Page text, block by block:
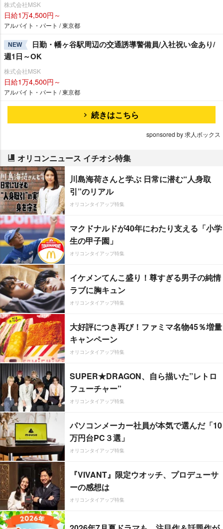
株式会社MSK
日給1万4,500円～
アルバイト・パート / 東京都
NEW
日勤・幡ヶ谷駅周辺の交通誘導警備員/入社祝い金あり/
週1日～OK
株式会社MSK
日給1万4,500円～
アルバイト・パート / 東京都
続きはこちら
sponsored by 求人ボックス
オリコンニュース イチオシ特集
川島海荷さんと学ぶ 日常に潜む“人身取
引”のリアル
オリコンタイアップ特集
マクドナルドが40年にわたり支える「小学
生の甲子園」
オリコンタイアップ特集
イケメンてんこ盛り！尊すぎる男子の純情
ラブに胸キュン
オリコンタイアップ特集
大好評につき再び！ファミマ名物45％増量
キャンペーン
オリコンタイアップ特集
SUPER★DRAGON、自ら描いた”レトロ
フューチャー”
オリコンタイアップ特集
パソコンメーカー社員が本気で選んだ「10
万円台PC３選」
オリコンタイアップ特集
『VIVANT』限定ウオッチ、プロデューサ
ーの感想は
オリコンタイアップ特集